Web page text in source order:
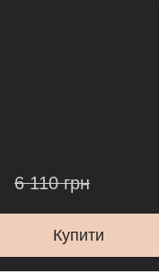
6 110 грн
Купити